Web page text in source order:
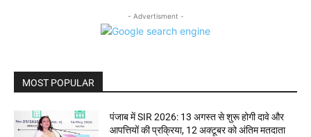
- Advertisment -
MOST POPULAR
पंजाब में SIR 2026: 13 अगस्त से शुरू होगी दावे और
आपत्तियों की प्रक्रिया, 12 अक्टूबर को अंतिम मतदाता